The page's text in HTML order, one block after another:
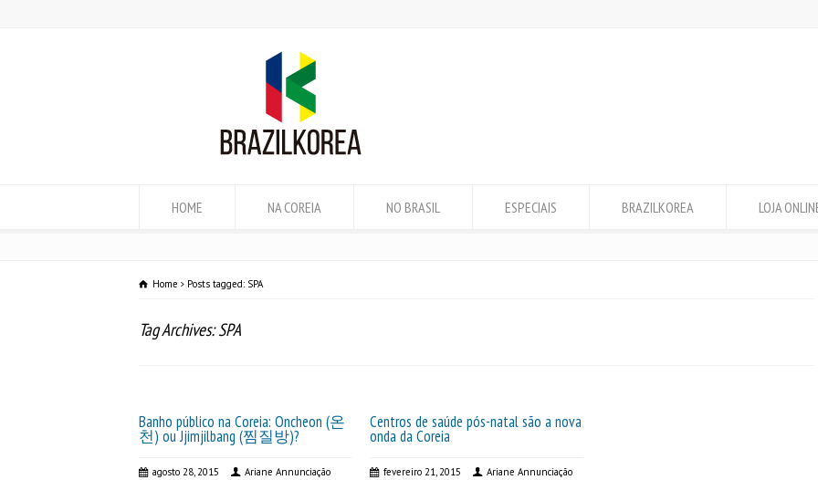
HOME NA COREIA NO BRASIL ESPECIAIS BRAZILKOREA LOJA
Home Posts tagged: SPA
Tag Archives: SPA
Banho público na Coreia: Oncheon (온
천) ou Jjimjilbang (찜질방)?
agosto 28, 2015
Ariane Annunciação
Centros de saúde pós-natal são a nova
onda da Coreia
fevereiro 21, 2015
Ariane Annunciação